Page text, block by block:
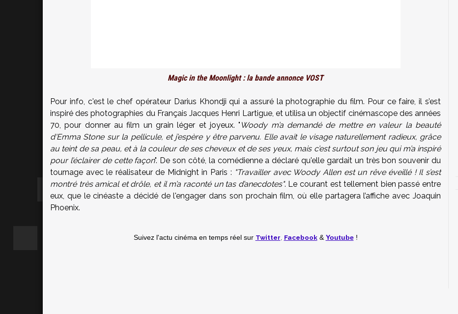
Magic in the Moonlight : la bande annonce VOST
Pour info, c'est le chef opérateur Darius Khondji qui a assuré la photographie du film. Pour ce faire, il s’est
inspiré des photographies du Français Jacques Henri Lartigue, et utilisa un objectif cinémascope des années
70, pour donner au film un grain léger et joyeux. " Woody m’a demandé de mettre en valeur la beauté
d'Emma Stone sur la pellicule, et j’espère y être parvenu. Elle avait le visage naturellement radieux, grâce
au teint de sa peau, et à la couleur de ses cheveux et de ses yeux, mais c’est surtout son jeu qui m’a inspiré
pour l’éclairer de cette façon". De son côté, la comédienne a déclaré qu'elle gardait un très bon souvenir du
tournage avec le réalisateur de Midnight in Paris : "Travailler avec Woody Allen est un rêve éveillé ! Il s’est
montré très amical et drôle, et il m’a raconté un tas d’anecdotes". Le courant est tellement bien passé entre
eux, que le cinéaste a décidé de l'engager dans son prochain film, où elle partagera l’affiche avec Joaquin
Phoenix.
Suivez l'actu cinéma en temps réel sur Twitter Facebook& Youtube!